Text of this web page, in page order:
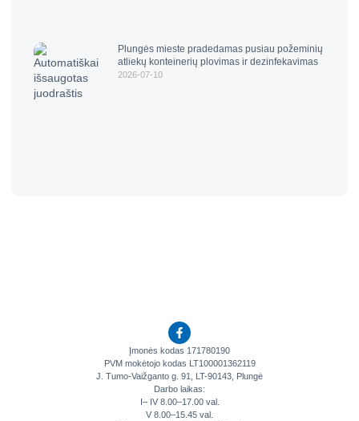
Plungės mieste pradedamas pusiau požeminių
atliekų konteinerių plovimas ir dezinfekavimas
2026-07-10
Įmonės kodas 171780190
PVM mokėtojo kodas LT100001362119
J. Tumo-Vaižganto g. 91, LT-90143, Plungė
Darbo laikas:
I– IV 8.00–17.00 val.
V 8.00–15.45 val.